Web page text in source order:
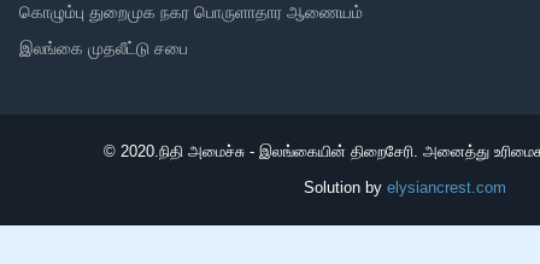
கொழும்பு துறைமுக நகர பொருளாதார ஆணையம்
இலங்கை முதலீட்டு சபை
© 2020. நிதி அமைச்சு - இலங்கையின் திறைசேரி. அனைத்து
Solution by elysiancrest.com